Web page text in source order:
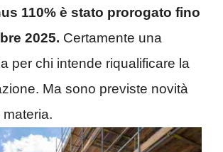
110% è stato prorogato fino
2025. Certamente una
per chi intende riqualificare la
Ma sono previste novità
materia.